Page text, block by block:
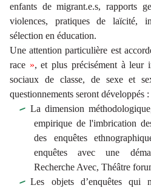
enfants de migrant.e.s, rapports
violences, pratiques de laïcité,
sélection en éducation.
Une attention particulière est
race », et plus précisément à leur
sociaux de classe, de sexe et
questionnements seront développés :
La dimension
empirique de l'imbrication
des enquêtes
enquêtes avec une
Recherche Avec, Théâtre
Les objets d’enquêtes qui